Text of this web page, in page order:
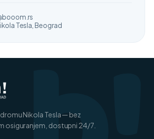
Tesla, Beograd
Nikola Tesla — bez
osiguranjem, dostupni 24/7.